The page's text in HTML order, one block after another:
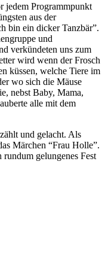
jedem Programmpunkt
aus der
bin ein dicker Tanzbär”.
und
verkündeten uns zum
wird wenn der Frosch
küssen, welche Tiere im
wo sich die Mäuse
nebst Baby, Mama,
alle mit dem
und gelacht. Als
Märchen “Frau Holle”.
gelungenes Fest